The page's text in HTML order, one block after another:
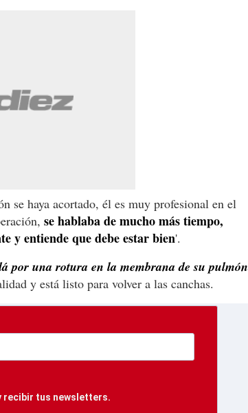
se haya acortado, él es muy profesional en el
se hablaba de mucho más tiempo,
y entiende que debe estar bien'.
por una rotura en la membrana de su pulmón
y está listo para volver a las canchas.
recibir tus newsletters.